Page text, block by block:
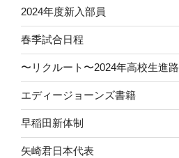
2024年度新入部員
春季試合日程
〜リクルート〜2024年高校生進路
エディージョーンズ書籍
早稲田新体制
矢崎君日本代表